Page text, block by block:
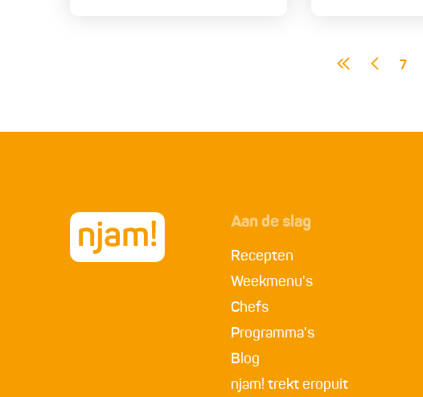
7
Aan de slag
Recepten
Weekmenu's
Chefs
Programma's
Blog
njam! trekt eropuit